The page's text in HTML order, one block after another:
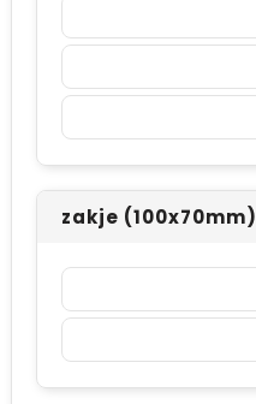
zakje (100x70mm)